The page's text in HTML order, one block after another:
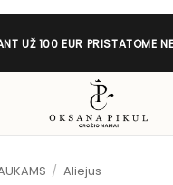
UŽ 100 EUR PRISTATOME
/ Aliejus